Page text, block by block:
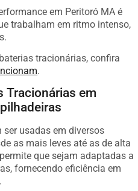
em Peritoró MA é
trabalham em ritmo intenso,
tracionárias, confira
Tracionárias em
usadas em diversos
as mais leves até as de alta
que sejam adaptadas a
fornecendo eficiência em